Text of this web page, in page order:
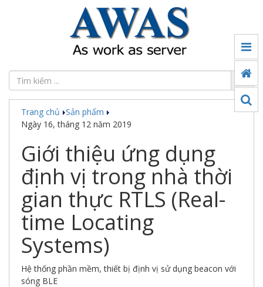
Đối
tác
Sản
phẩm
Ứng
dụng
chuyển
đổi
số
Công
nghệ
Thế
giới
số
Trang chủ Sản phẩm
Ngày 16, tháng 12 năm 2019
Giới thiệu ứng dụng
định vị trong nhà thời
gian thực RTLS (Real-
time Locating
Systems)
Hệ thống phần mềm, thiết bị định vị sử dụng beacon với
sóng BLE